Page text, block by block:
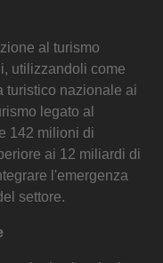
al turismo
utilizzandoli come
turistico nazionale ai
legato al
142 milioni di
ai 12 miliardi di
l'emergenza
settore.